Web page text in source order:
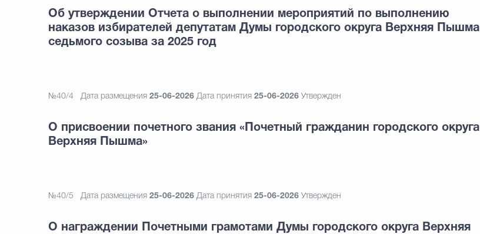
Об утверждении Отчета о выполнении мероприятий по выполнению
наказов избирателей депутатам Думы городского округа Верхняя Пышма
седьмого созыва за 2025 год
№40/4 Дата размещения 25-06-2026 Дата принятия 25-06-2026 Утвержден
О присвоении почетного звания «Почетный гражданин городского округа
Верхняя Пышма»
№40/5 Дата размещения 25-06-2026 Дата принятия 25-06-2026 Утвержден
О награждении Почетными грамотами Думы городского округа Верхняя